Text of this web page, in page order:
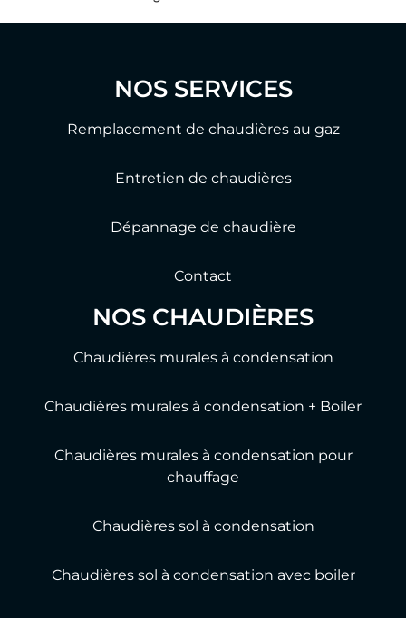
NOS SERVICES
Remplacement de chaudières au gaz
Entretien de chaudières
Dépannage de chaudière
Contact
NOS CHAUDIÈRES
Chaudières murales à condensation
Chaudières murales à condensation + Boiler
Chaudières murales à condensation pour
chauffage
Chaudières sol à condensation
Chaudières sol à condensation avec boiler